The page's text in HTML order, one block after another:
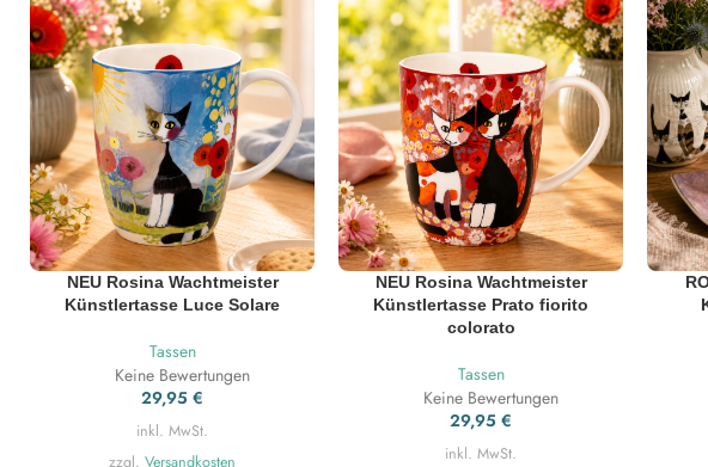
NEU Rosina Wachtmeister
Künstlertasse Luce Solare
Tassen
Keine Bewertungen
29,95 €
inkl. MwSt.
zzgl. Versandkosten
NEU Rosina Wachtmeister
Künstlertasse Prato fiorito
colorato
Tassen
Keine Bewertungen
29,95 €
inkl. MwSt.